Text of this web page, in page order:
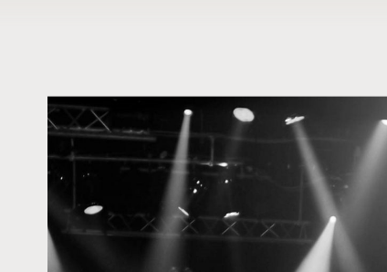
Magasin
Om TSO
Sjefdirigent Adam Hickox
Symfoniorkesteret